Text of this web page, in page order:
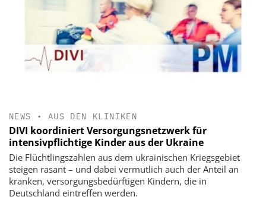
NEWS • AUS DEN KLINIKEN
DIVI koordiniert Versorgungsnetzwerk für
intensivpflichtige Kinder aus der Ukraine
Die Flüchtlingszahlen aus dem ukrainischen Kriegsgebiet
steigen rasant – und dabei vermutlich auch der Anteil an
kranken, versorgungsbedürftigen Kindern, die in
Deutschland eintreffen werden.